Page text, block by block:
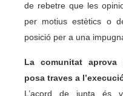
de rebetre que les
per motius estètics o
posició per a una
La comunitat aprova
posa traves a
L’acord de junta és